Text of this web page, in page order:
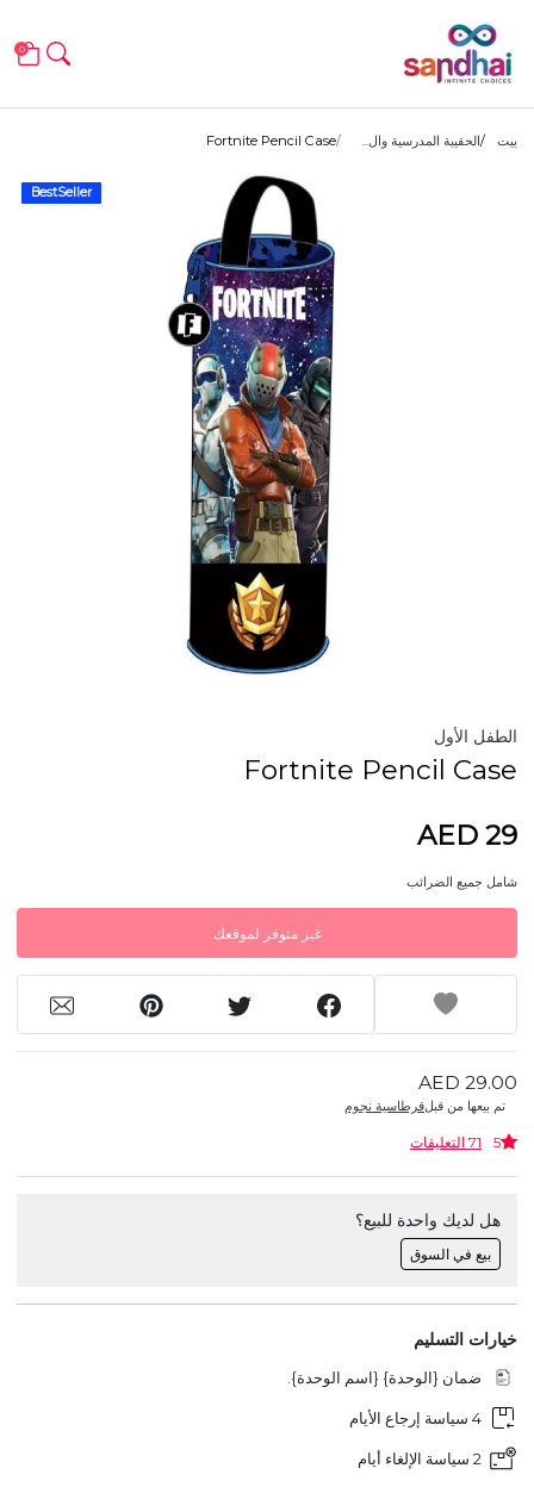
0
بيت الحقيبة المدرسية وال... Fortnite Pencil Case
BestSeller
الطفل الأول
Fortnite Pencil Case
AED 29
شامل جميع الضرائب
غير متوفر لموقعك
AED 29.00
تم بيعها من قبلقرطاسية نجوم
5 71 التعليقات
هل لديك واحدة للبيع؟
بيع في السوق
خيارات التسليم
ضمان {الوحدة} {اسم الوحدة}.
4 سياسة إرجاع الأيام
2 سياسة الإلغاء أيام